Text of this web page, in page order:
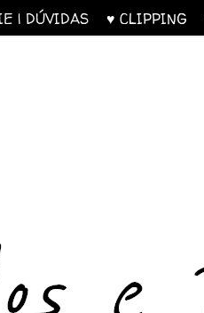
| DÚVIDAS ♥ CLIPPING